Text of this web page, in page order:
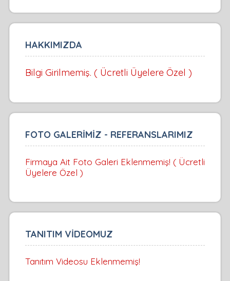
HAKKIMIZDA
Bilgi Girilmemiş. ( Ücretli Üyelere Özel )
FOTO GALERİMİZ - REFERANSLARIMIZ
Firmaya Ait Foto Galeri Eklenmemiş! ( Ücretli
Üyelere Özel )
TANITIM VİDEOMUZ
Tanıtım Videosu Eklenmemiş!